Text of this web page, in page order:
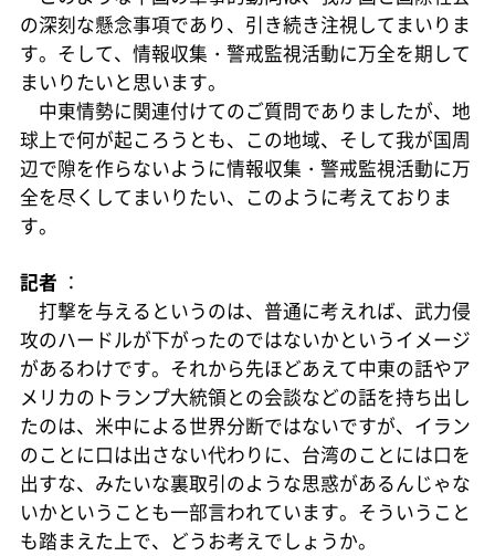
の深刻な懸念事項であり、引き続き注視してまいりま
す。そして、情報収集・警戒監視活動に万全を期して
まいりたいと思います。
中東情勢に関連付けてのご質問でありましたが、地
球上で何が起ころうとも、この地域、そして我が国周
辺で隙を作らないように情報収集・警戒監視活動に万
全を尽くしてまいりたい、このように考えておりま
す。
記者 ：
打撃を与えるというのは、普通に考えれば、武力侵
攻のハードルが下がったのではないかというイメージ
があるわけです。それから先ほどあえて中東の話やア
メリカのトランプ大統領との会談などの話を持ち出し
たのは、米中による世界分断ではないですが、イラン
のことに口は出さない代わりに、台湾のことには口を
出すな、みたいな裏取引のような思惑があるんじゃな
いかということも一部言われています。そういうこと
も踏まえた上で、どうお考えでしょうか。